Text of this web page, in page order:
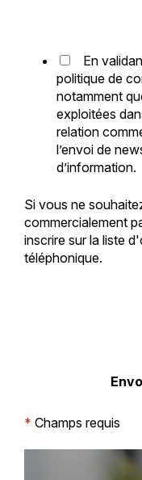
En
politique de
notamment
exploitées
relation
l’envoi de
d’information.
Si vous ne
commercialement
inscrire sur la liste
téléphonique.
* Champs requis